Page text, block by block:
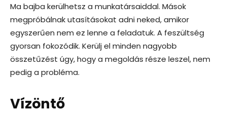
Ma bajba kerülhetsz a munkatársaiddal. Mások
megpróbálnak utasításokat adni neked, amikor
egyszerűen nem ez lenne a feladatuk. A feszültség
gyorsan fokozódik. Kerülj el minden nagyobb
összetűzést úgy, hogy a megoldás része leszel, nem
pedig a probléma.
Vízöntő